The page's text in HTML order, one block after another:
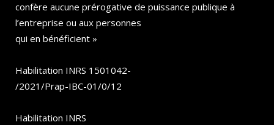
confère aucune prérogative de puissance publique à
l’entreprise ou aux personnes
qui en bénéficient »
Habilitation INRS 1501042-
/2021/Prap-IBC-01/0/12
Habilitation INRS